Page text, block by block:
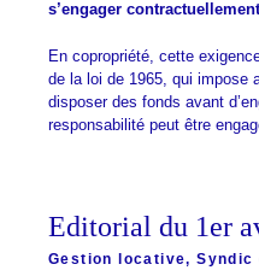
s’engager
En copropriété, cette
de la loi de 1965, qui impose
disposer des fonds avant
responsabilité peut être
Editorial du 1er
Gestion locative,Syndic